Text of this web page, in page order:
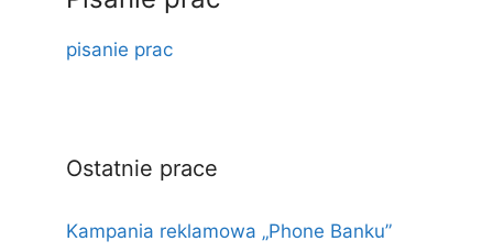
pisanie prac
Ostatnie prace
Kampania reklamowa „Phone Banku”